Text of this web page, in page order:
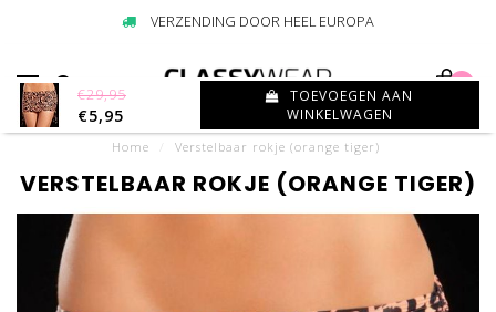
VERZENDING DOOR HEEL EUROPA
0
Home Verstelbaar rokje (orange tiger)
€29,95
€5,95
TOEVOEGEN AAN
WINKELWAGEN
VERSTELBAAR ROKJE (ORANGE TIGER)